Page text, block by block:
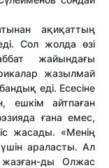
ақиқаттың
Сол жолда өзі
жайындағы
жазылмай
еді. Есесіне
ешкім айтпаған
ғана емес,
жасады. «Менің
араласты. Ал
ды Олжас